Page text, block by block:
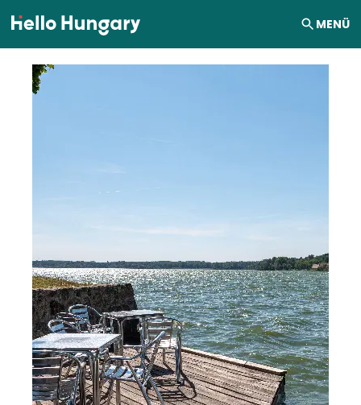
Ugrás a tartalomhoz MENÜ